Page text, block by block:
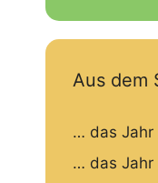
Aus dem
… das Jahr
… das Jahr